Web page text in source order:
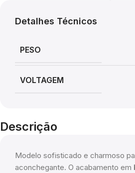
Detalhes Técnicos
PESO
VOLTAGEM
Descrição
Modelo sofisticado e charmoso
aconchegante. O acabamento em